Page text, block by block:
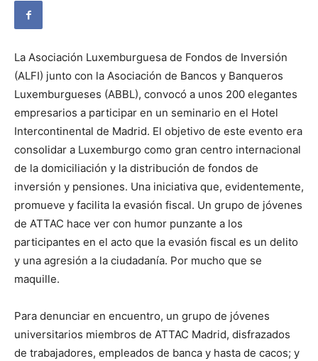
La Asociación Luxemburguesa de Fondos de Inversión
(ALFI) junto con la Asociación de Bancos y Banqueros
Luxemburgueses (ABBL), convocó a unos 200 elegantes
empresarios a participar en un seminario en el Hotel
Intercontinental de Madrid. El objetivo de este evento era
consolidar a Luxemburgo como gran centro internacional
de la domiciliación y la distribución de fondos de
inversión y pensiones. Una iniciativa que, evidentemente,
promueve y facilita la evasión fiscal. Un grupo de jóvenes
de ATTAC hace ver con humor punzante a los
participantes en el acto que la evasión fiscal es un delito
y una agresión a la ciudadanía. Por mucho que se
maquille.
Para denunciar en encuentro, un grupo de jóvenes
universitarios miembros de ATTAC Madrid, disfrazados
de trabajadores, empleados de banca y hasta de cacos; y